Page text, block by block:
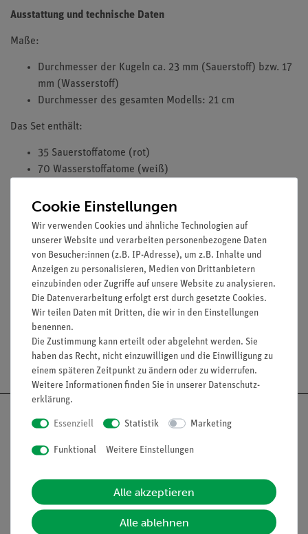
Ausstattung und technische Daten
Maße:
Durchmesser der Kugeln ca. 23 mm (Sauerstoff) bzw. 17
mm (Wasserstoff)
Durchmesser des gesamten Modells: 21 cm
Das Set enthält:
35 Sauerstoffatome (rot)
70 Wasserstoffatome (weiß)
70 Verbindungsstücke, kurz (weiß, 5 mm)
Aufbewahrungsbox
Media / Downloads
Versandkostenfrei ab 300,- €
Informationen
Cookie Einstellungen
Wir verwenden Cookies und ähnliche Technologien auf
unserer Website und verarbeiten personenbezogene Daten
von Besucher:innen (z.B. IP-Adresse), um z.B. Inhalte und
Anzeigen zu personalisieren, Medien von Drittanbietern
einzubinden oder Zugriffe auf unsere Website zu analysieren.
Die Datenverarbeitung erfolgt erst durch gesetzte Cookies.
Wir teilen Daten mit Dritten, die wir in den Einstellungen
benennen.
Die Zustimmung kann erteilt oder abgelehnt werden. Sie
haben das Recht, nicht einzuwilligen und die Einwilligung zu
einem späteren Zeitpunkt zu ändern oder zu widerrufen.
Weitere Informationen finden Sie in unserer Daten­schutz­
erklärung.
Essenziell Statistik Marketing
Funktional Weitere Einstellungen
Alle akzeptieren
Alle ablehnen